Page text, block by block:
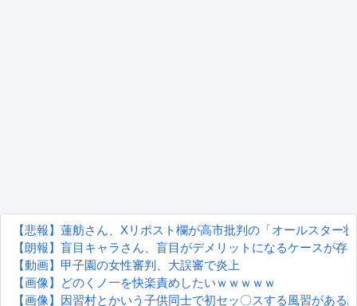
【悲報】蓮舫さん、Xリポスト欄が高市批判の「オールスタ
【朗報】盲目キャラさん、盲目がデメリットになるケースが存
【動画】甲子園の女性審判、大誤審で炎上
【画像】どのくノ一を快楽責めしたいｗｗｗｗｗ
【画像】因習村とかいう子供同士で初セッ〇スする風習がある